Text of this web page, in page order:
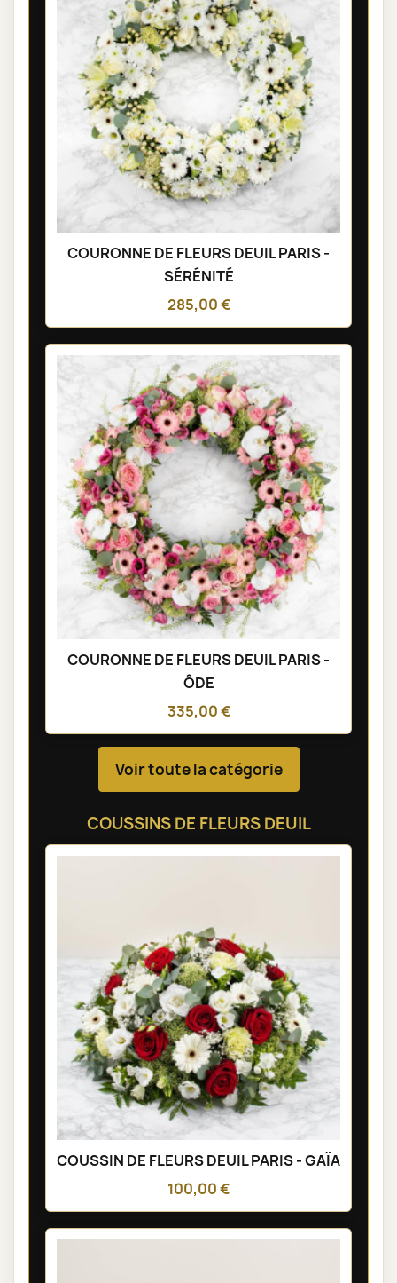
COURONNE DE FLEURS DEUIL PARIS -
SÉRÉNITÉ
285,00 €
COURONNE DE FLEURS DEUIL PARIS -
ÔDE
335,00 €
Voir toute la catégorie
COUSSINS DE FLEURS DEUIL
COUSSIN DE FLEURS DEUIL PARIS - GAÏA
100,00 €